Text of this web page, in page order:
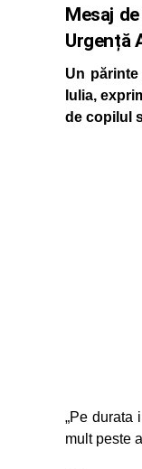
Mesaj
Urgență
Un
Iulia,
de copilul
„Pe durata
mult peste